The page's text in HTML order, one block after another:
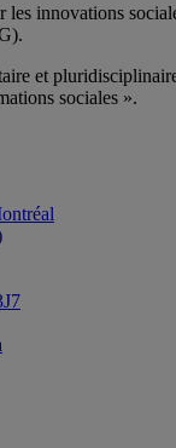
les innovations
et
sociales ».